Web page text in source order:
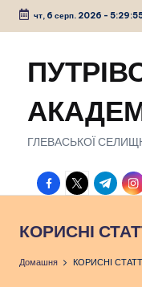
Перейти
чт, 6 серп. 2026 -
ГЛЕВАСЬКОЇ
facebook.com
twitter.com
t.me
КОРИСНІ
Домашня КОРИСНІ